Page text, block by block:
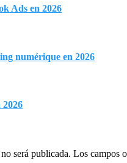
Ads en 2026
numérique en 2026
2026
será publicada. Los campos